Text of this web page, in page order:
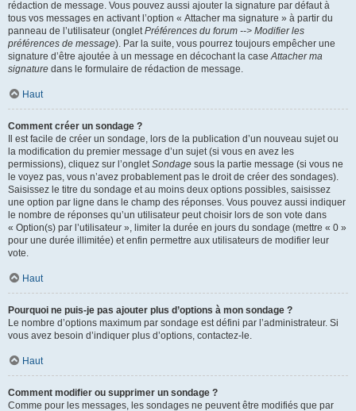
rédaction de message. Vous pouvez aussi ajouter la signature par défaut à
tous vos messages en activant l’option « Attacher ma signature » à partir du
panneau de l’utilisateur (ongletPréférences du forum --> Modifier les
préférences de message). Par la suite, vous pourrez toujours empêcher une
signature d’être ajoutée à un message en décochant la caseAttacher ma
signature dans le formulaire de rédaction de message.
Haut
Comment créer un sondage ?
Il est facile de créer un sondage, lors de la publication d’un nouveau sujet ou
la modification du premier message d’un sujet (si vous en avez les
permissions), cliquez sur l’ongletSondage sous la partie message (si vous ne
le voyez pas, vous n’avez probablement pas le droit de créer des sondages).
Saisissez le titre du sondage et au moins deux options possibles, saisissez
une option par ligne dans le champ des réponses. Vous pouvez aussi indiquer
le nombre de réponses qu’un utilisateur peut choisir lors de son vote dans
« Option(s) par l’utilisateur », limiter la durée en jours du sondage (mettre « 0 »
pour une durée illimitée) et enfin permettre aux utilisateurs de modifier leur
vote.
Haut
Pourquoi ne puis-je pas ajouter plus d’options à mon sondage ?
Le nombre d’options maximum par sondage est défini par l’administrateur. Si
vous avez besoin d’indiquer plus d’options, contactez-le.
Haut
Comment modifier ou supprimer un sondage ?
Comme pour les messages, les sondages ne peuvent être modifiés que par